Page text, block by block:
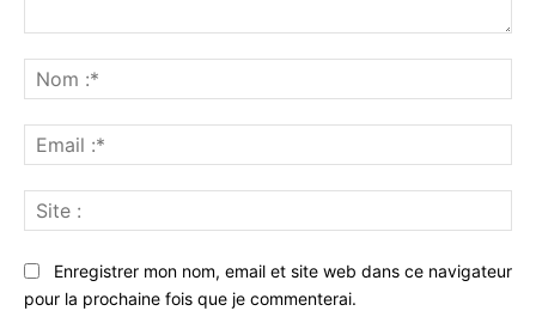
:*
:*
:
Enregistrer mon nom, email et site web dans ce navigateur
pour la prochaine fois que je commenterai.